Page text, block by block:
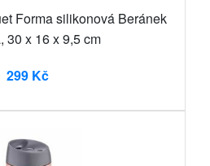
Forma silikonová Beránek
30 x 16 x 9,5 cm
299 Kč